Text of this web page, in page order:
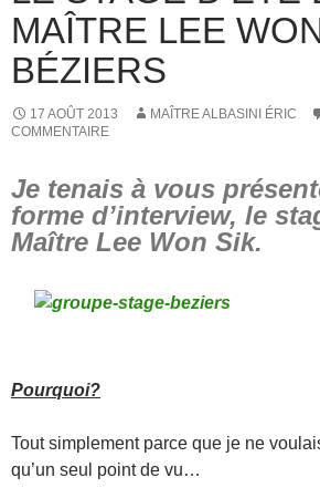
MAÎTRE LEE
BÉZIERS
17 AOÛT 2013 MAÎTRE ALBASINI ÉRIC
COMMENTAIRE
Je tenais à vous
forme d’interview, le
Maître Lee Won Sik.
Pourquoi?
Tout simplement parce que je ne
qu’un seul point de vu…